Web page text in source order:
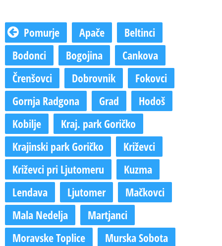
Pomurje Apače
Beltinci
Bodonci
Bogojina
Cankova
Črenšovci
Dobrovnik
Fokovci
Gornja Radgona
Grad
Hodoš
Kobilje
Kraj. park Goričko
Krajinski park Goričko
Križevci
Križevci pri Ljutomeru
Kuzma
Lendava
Ljutomer
Mačkovci
Mala Nedelja
Martjanci
Moravske Toplice
Murska Sobota